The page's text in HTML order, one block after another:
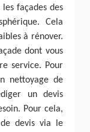
façades des
Cela
à rénover.
dont vous
service. Pour
nettoyage de
un devis
Pour cela,
devis via le